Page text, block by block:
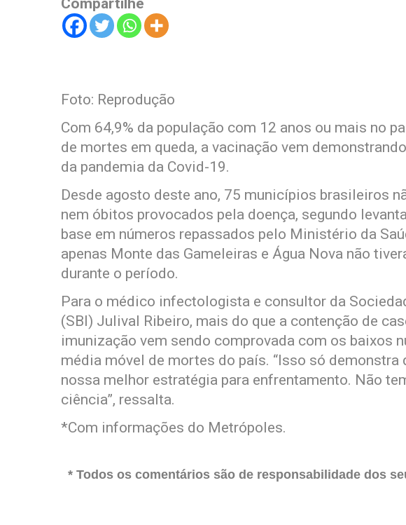
Compartilhe
Foto: Reprodução
Com 64,9% da população com 12 anos ou mais no
de mortes em queda, a vacinação vem
da pandemia da Covid-19.
Desde agosto deste ano, 75 municípios brasileiros
nem óbitos provocados pela doença, segundo
base em números repassados pelo Ministério da
apenas Monte das Gameleiras e Água Nova não
durante o período.
Para o médico infectologista e consultor da
(SBI) Julival Ribeiro, mais do que a contenção de
imunização vem sendo comprovada com os baixos
média móvel de mortes do país. “Isso só demonstra
nossa melhor estratégia para enfrentamento. Não
ciência”, ressalta.
*Com informações do Metrópoles.
* Todos os comentários são de responsabilidade dos